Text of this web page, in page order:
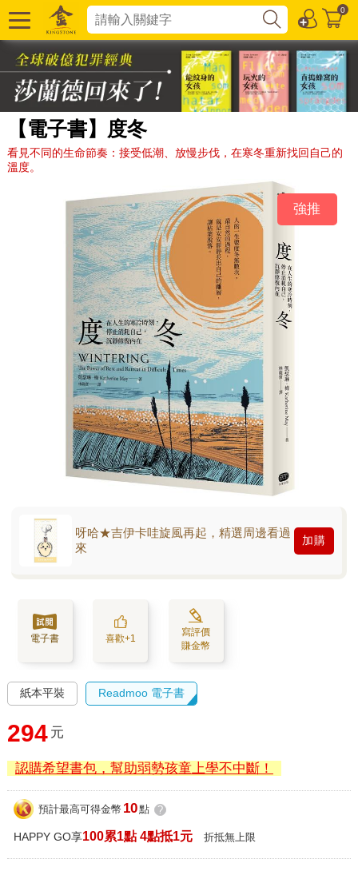
0
【電子書】度冬
看見不同的生命節奏：接受低潮、放慢步伐，在寒冬重新找回自己的
溫度。
強推
呀哈★吉伊卡哇旋風再起，精選周邊看過
來
加購
電子書 喜歡+1
寫評價
賺金幣
紙本平裝 Readmoo 電子書
294 元
認購希望書包，幫助弱勢孩童上學不中斷！
預計最高可得金幣 10點 ?
HAPPY GO享100累1點 4點抵1元 折抵無上限